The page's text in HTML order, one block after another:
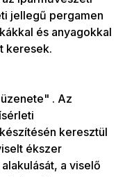
jellegű pergamen
és anyagokkal
keresek.
. Az
keresztül
ékszer
a viselő